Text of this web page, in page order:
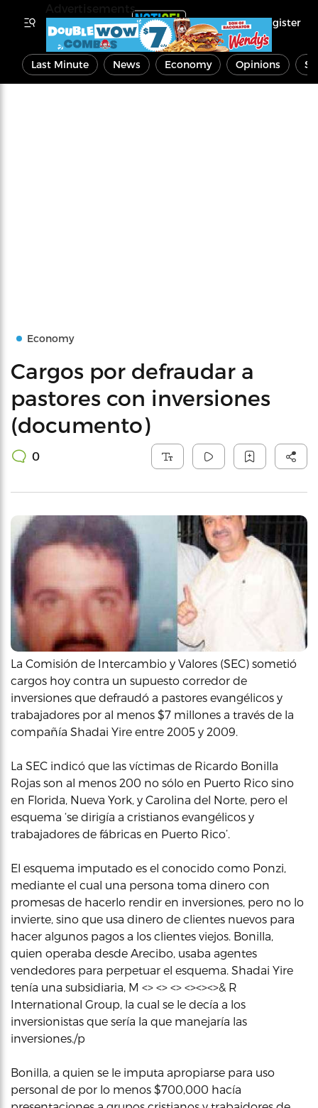
Register
Last Minute News Economy Opinions
Economy
Cargos por defraudar a
pastores con inversiones
(documento)
0
La Comisión de Intercambio y Valores (SEC) sometió
cargos hoy contra un supuesto corredor de
inversiones que defraudó a pastores evangélicos y
trabajadores por al menos $7 millones a través de la
compañía Shadai Yire entre 2005 y 2009.
La SEC indicó que las víctimas de Ricardo Bonilla
Rojas son al menos 200 no sólo en Puerto Rico sino
en Florida, Nueva York, y Carolina del Norte, pero el
esquema ‘se dirigía a cristianos evangélicos y
trabajadores de fábricas en Puerto Rico’.
El esquema imputado es el conocido como Ponzi,
mediante el cual una persona toma dinero con
promesas de hacerlo rendir en inversiones, pero no lo
invierte, sino que usa dinero de clientes nuevos para
hacer algunos pagos a los clientes viejos. Bonilla,
quien operaba desde Arecibo, usaba agentes
vendedores para perpetuar el esquema. Shadai Yire
tenía una subsidiaria, M <> <> <> <><><>& R
International Group, la cual se le decía a los
inversionistas que sería la que manejaría las
inversiones./p
Bonilla, a quien se le imputa apropiarse para uso
personal de por lo menos $700,000 hacía
Advertisements